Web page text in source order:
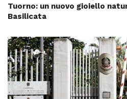
Tuorno: un nuovo gioiello
Basilicata